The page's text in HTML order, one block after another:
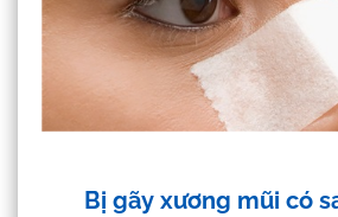
Bị gãy xương mũi có